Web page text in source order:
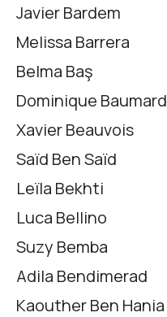
Javier Bardem
Melissa Barrera
Belma Baş
Dominique Baumard
Xavier Beauvois
Saïd Ben Saïd
Leïla Bekhti
Luca Bellino
Suzy Bemba
Adila Bendimerad
Kaouther Ben Hania